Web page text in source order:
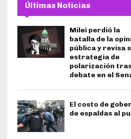
Últimas Noticias
Milei perdió la
batalla de la
pública y revisa
estrategia de
polarización
debate en el
El costo de
de espaldas al